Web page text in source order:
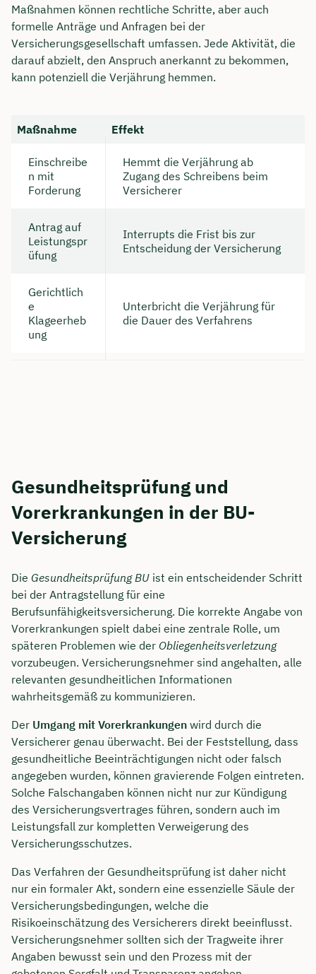
Maßnahmen können rechtliche Schritte, aber auch
formelle Anträge und Anfragen bei der
Versicherungsgesellschaft umfassen. Jede Aktivität, die
darauf abzielt, den Anspruch anerkannt zu bekommen,
kann potenziell die Verjährung hemmen.
Maßnahme Effekt
Einschreibe
n mit
Forderung
Hemmt die Verjährung ab
Zugang des Schreibens beim
Versicherer
Antrag auf
Leistungspr
üfung
Interrupts die Frist bis zur
Entscheidung der Versicherung
Gerichtlich
e
Klageerheb
ung
Unterbricht die Verjährung für
die Dauer des Verfahrens
Gesundheitsprüfung und
Vorerkrankungen in der BU-
Versicherung
Die Gesundheitsprüfung BU ist ein entscheidender Schritt
bei der Antragstellung für eine
Berufsunfähigkeitsversicherung. Die korrekte Angabe von
Vorerkrankungen spielt dabei eine zentrale Rolle, um
späteren Problemen wie der Obliegenheitsverletzung
vorzubeugen. Versicherungsnehmer sind angehalten, alle
relevanten gesundheitlichen Informationen
wahrheitsgemäß zu kommunizieren.
Der Umgang mit Vorerkrankungen wird durch die
Versicherer genau überwacht. Bei der Feststellung, dass
gesundheitliche Beeinträchtigungen nicht oder falsch
angegeben wurden, können gravierende Folgen eintreten.
Solche Falschangaben können nicht nur zur Kündigung
des Versicherungsvertrages führen, sondern auch im
Leistungsfall zur kompletten Verweigerung des
Versicherungsschutzes.
Das Verfahren der Gesundheitsprüfung ist daher nicht
nur ein formaler Akt, sondern eine essenzielle Säule der
Versicherungsbedingungen, welche die
Risikoeinschätzung des Versicherers direkt beeinflusst.
Versicherungsnehmer sollten sich der Tragweite ihrer
Angaben bewusst sein und den Prozess mit der